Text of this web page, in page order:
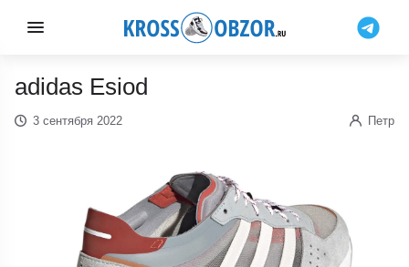
adidas Esiod
3 сентября 2022 Петр